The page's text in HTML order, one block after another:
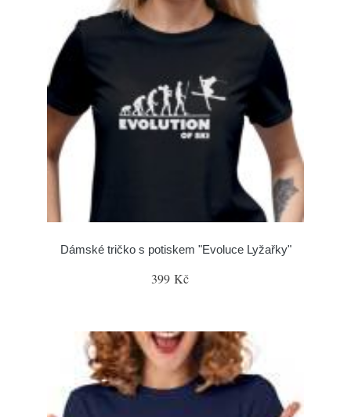
Dámské tričko s potiskem "Evoluce Lyžařky"
399 Kč